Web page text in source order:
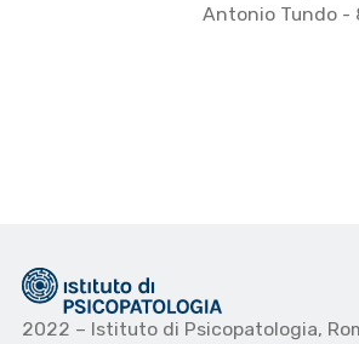
Antonio Tundo -
2022 – Istituto di Psicopatologia,